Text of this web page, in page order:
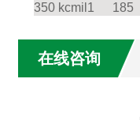
350 kcmil 1 185
在线咨询